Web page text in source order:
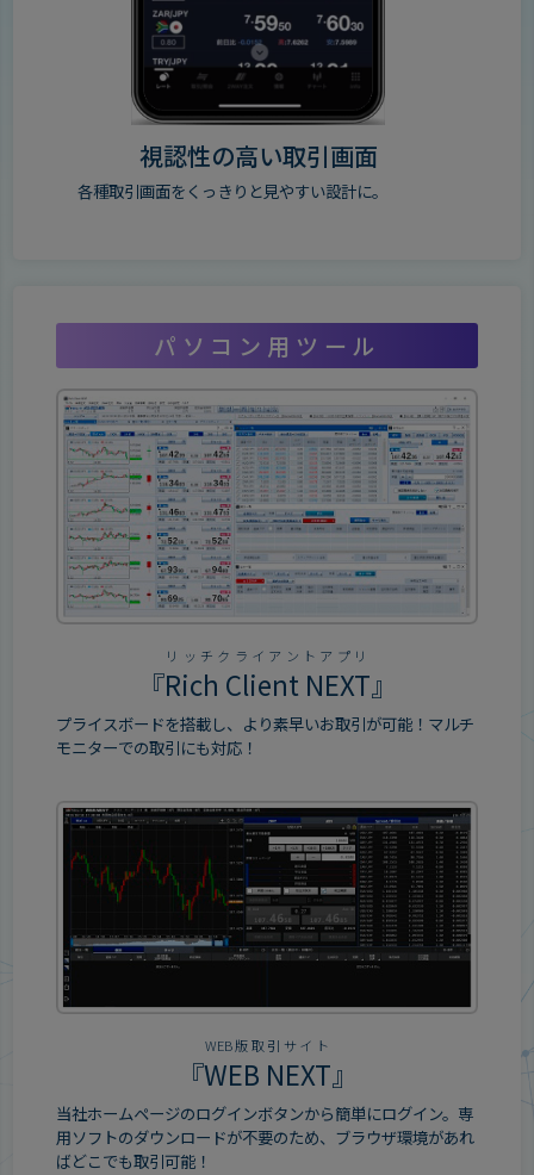
視認性の高い取引画面
各種取引画面をくっきりと見やすい設計に。
パソコン用ツール
『Rich Client NEXT
リッチクライアントアプリ
』
プライスボードを搭載し、より素早いお取引が可能！マルチ
モニターでの取引にも対応！
『WEB NEXT
WEB版取引サイト
』
当社ホームページのログインボタンから簡単にログイン。専
用ソフトのダウンロードが不要のため、ブラウザ環境があれ
ばどこでも取引可能！